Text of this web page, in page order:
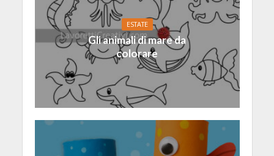
ESTATE
Gli animali di mare da
colorare